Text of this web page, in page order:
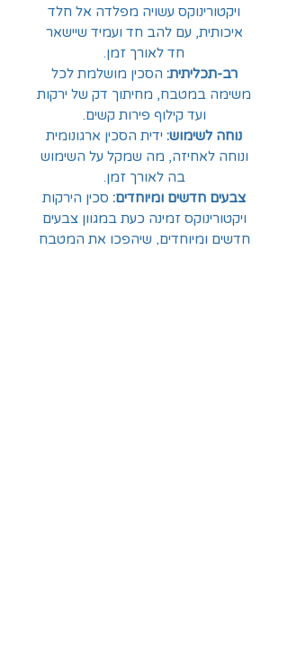
ויקטורינוקס עשויה מפלדה אל חלד
איכותית, עם להב חד ועמיד שיישאר
חד לאורך זמן.
רב-תכליתית: הסכין מושלמת לכל
משימה במטבח, מחיתוך דק של ירקות
ועד קילוף פירות קשים.
נוחה לשימוש: ידית הסכין ארגונומית
ונוחה לאחיזה, מה שמקל על השימוש
בה לאורך זמן.
צבעים חדשים ומיוחדים: סכין הירקות
ויקטורינוקס זמינה כעת במגוון צבעים
חדשים ומיוחדים, שיהפכו את המטבח